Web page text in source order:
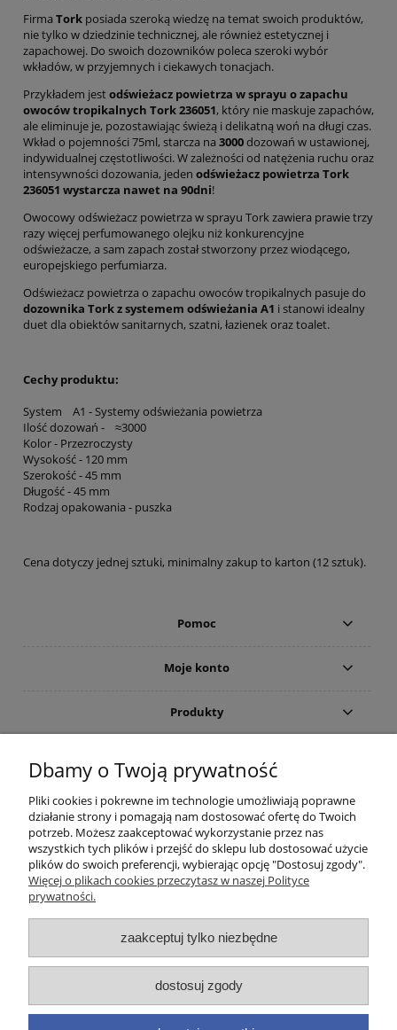
Firma Tork posiada szeroką wiedzę na temat swoich produktów,
nie tylko w dziedzinie technicznej, ale również estetycznej i
zapachowej. Do swoich dozowników poleca szeroki wybór
wkładów, w przyjemnych i ciekawych tonacjach.
Przykładem jestodświeżacz powietrza w sprayu o zapachu
owoców tropikalnych Tork 236051, który nie maskuje zapachów,
ale eliminuje je, pozostawiając świeżą i delikatną woń na długi czas.
Wkład o pojemności 75ml, starcza na 3000dozowań w ustawionej,
indywidualnej częstotliwości. W zależności od natężenia ruchu oraz
intensywności dozowania, jeden odświeżacz powietrza Tork
236051 wystarcza nawet na 90dni!
Owocowy odświeżacz powietrza w sprayu Tork zawiera prawie trzy
razy więcej perfumowanego olejku niż konkurencyjne
odświeżacze, a sam zapach został stworzony przez wiodącego,
europejskiego perfumiarza.
Odświeżacz powietrza o zapachu owoców tropikalnych pasuje do
dozownika Tork z systemem odświeżania A1 i stanowi idealny
duet dla obiektów sanitarnych, szatni, łazienek oraz toalet.
Cechy produktu:
System A1 - Systemy odświeżania powietrza
Ilość dozowań - ≈3000
Kolor - Przezroczysty
Wysokość - 120 mm
Szerokość - 45 mm
Długość - 45 mm
Rodzaj opakowania - puszka
Cena dotyczy jednej sztuki, minimalny zakup to karton (12 sztuk).
Pomoc
Moje konto
Produkty
O firmie
(c)2015-2022 Sklep internetowy Higieniczny.pl - Ergonomia czystości:
Wyposażenie toalet publicznych (suszarka do rąk; dozownik mydła) oraz
łazienek dla osób niepełnosprawnych (poręcze i uchwyty). Wszelkie prawa
zastrzeżone. Zakaz kopiowania i powielania treści. Strona korzysta z plików
cookies. Zerknij na nasze forum i przeczytaj aktualne opinie. Nasz ranking
Dyson,EKAPLAST,Faneco,Warmtec,Starmix,Makoinstal(Simex),Fumagalli
,Tork,MOEL,BLOMUS
GOJO,Purell(w ofercie posiadamy odpowiednie zamienniki). Infolinia
Dbamy o Twoją prywatność
Pliki cookies i pokrewne im technologie umożliwiają poprawne
działanie strony i pomagają nam dostosować ofertę do Twoich
potrzeb. Możesz zaakceptować wykorzystanie przez nas
wszystkich tych plików i przejść do sklepu lub dostosować użycie
plików do swoich preferencji, wybierając opcję "Dostosuj zgody".
Więcej o plikach cookies przeczytasz w naszej Polityce
prywatności.
zaakceptuj tylko niezbędne
dostosuj zgody